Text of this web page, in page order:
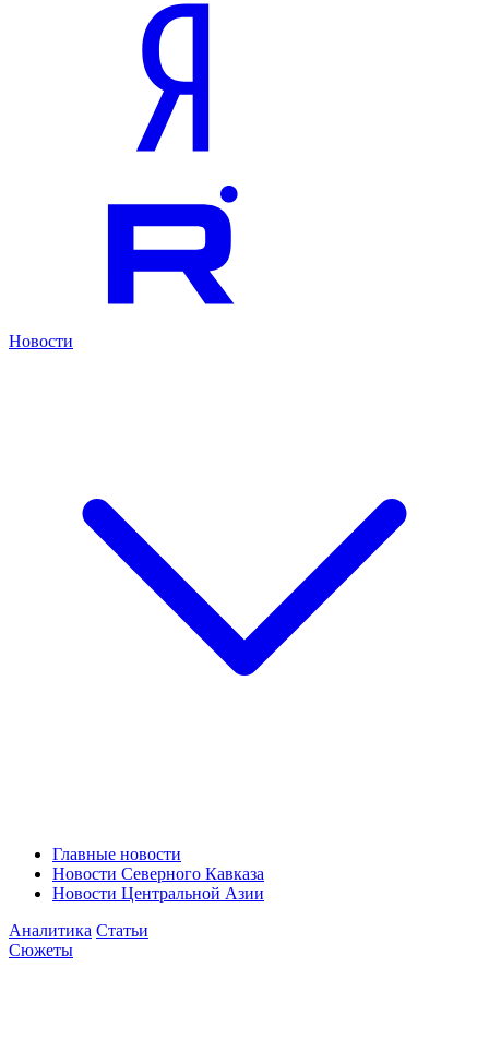
Новости
Главные новости
Новости Северного Кавказа
Новости Центральной Азии
Аналитика Статьи
Сюжеты